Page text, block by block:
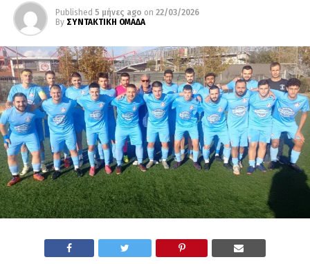
Published 5 μήνες ago on 22/03/2026
By ΣΥΝΤΑΚΤΙΚΗ ΟΜΑΔΑ